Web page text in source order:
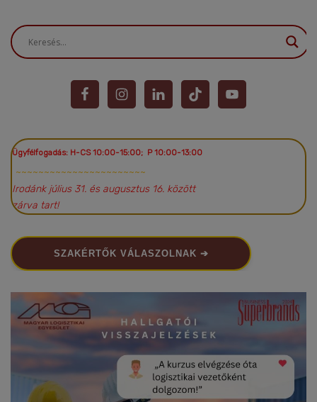
Ügyfélfogadás: H-CS 10:00-15:00; P 10:00-13:00
~~~~~~~~~~~~~~~~~~~~~~~
Irodánk július 31. és augusztus 16. között
zárva tart!
SZAKÉRTŐK VÁLASZOLNAK ➔